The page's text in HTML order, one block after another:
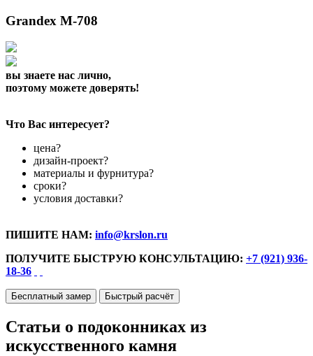
Grandex M-708
вы знаете нас лично,
поэтому можете доверять!
Что Вас интересует?
цена?
дизайн-проект?
материалы и фурнитура?
сроки?
условия доставки?
ПИШИТЕ НАМ: info@krslon.ru
ПОЛУЧИТЕ БЫСТРУЮ КОНСУЛЬТАЦИЮ: +7 (921) 936-
18-36
Бесплатный замер Быстрый расчёт
Статьи о подоконниках из
искусственного камня